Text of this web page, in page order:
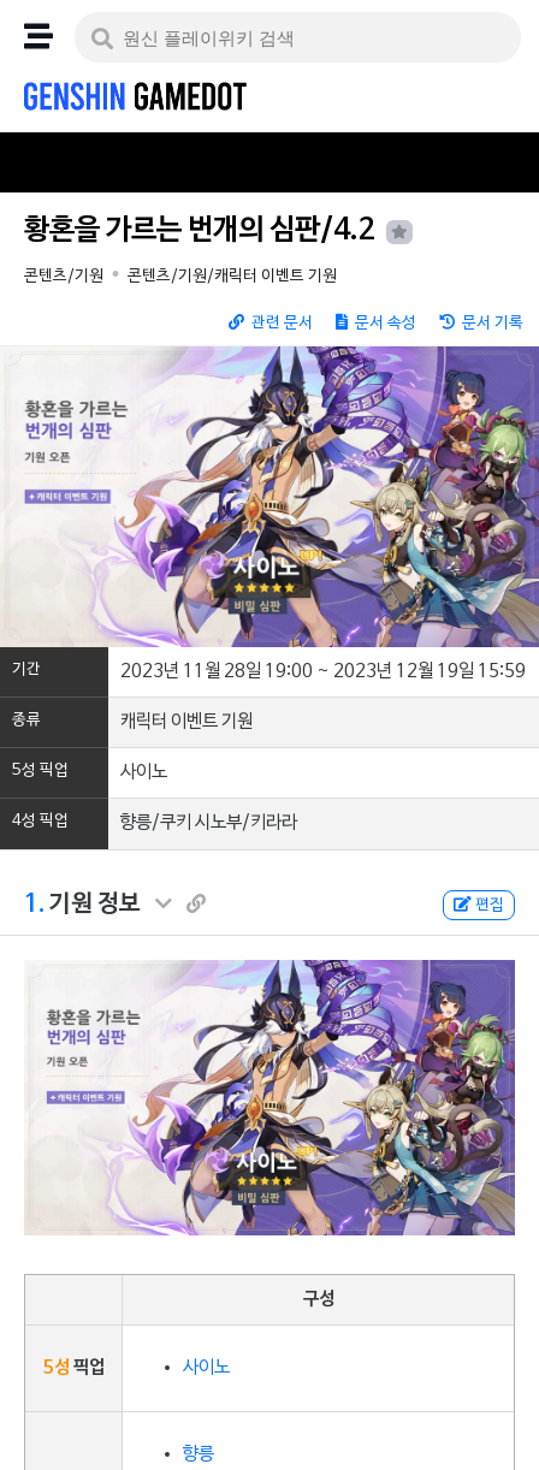
황혼을 가르는 번개의 심판/4.2
콘텐츠/기원 콘텐츠/기원/캐릭터 이벤트 기원
관련 문서 문서 속성 문서 기록
기간 2023년 11월 28일 19:00 ~ 2023년 12월 19일 15:59
종류 캐릭터 이벤트 기원
5성 픽업 사이노
4성 픽업 향릉/쿠키 시노부/키라라
1. 기원 정보 편집
구성
5성픽업 사이노
향릉